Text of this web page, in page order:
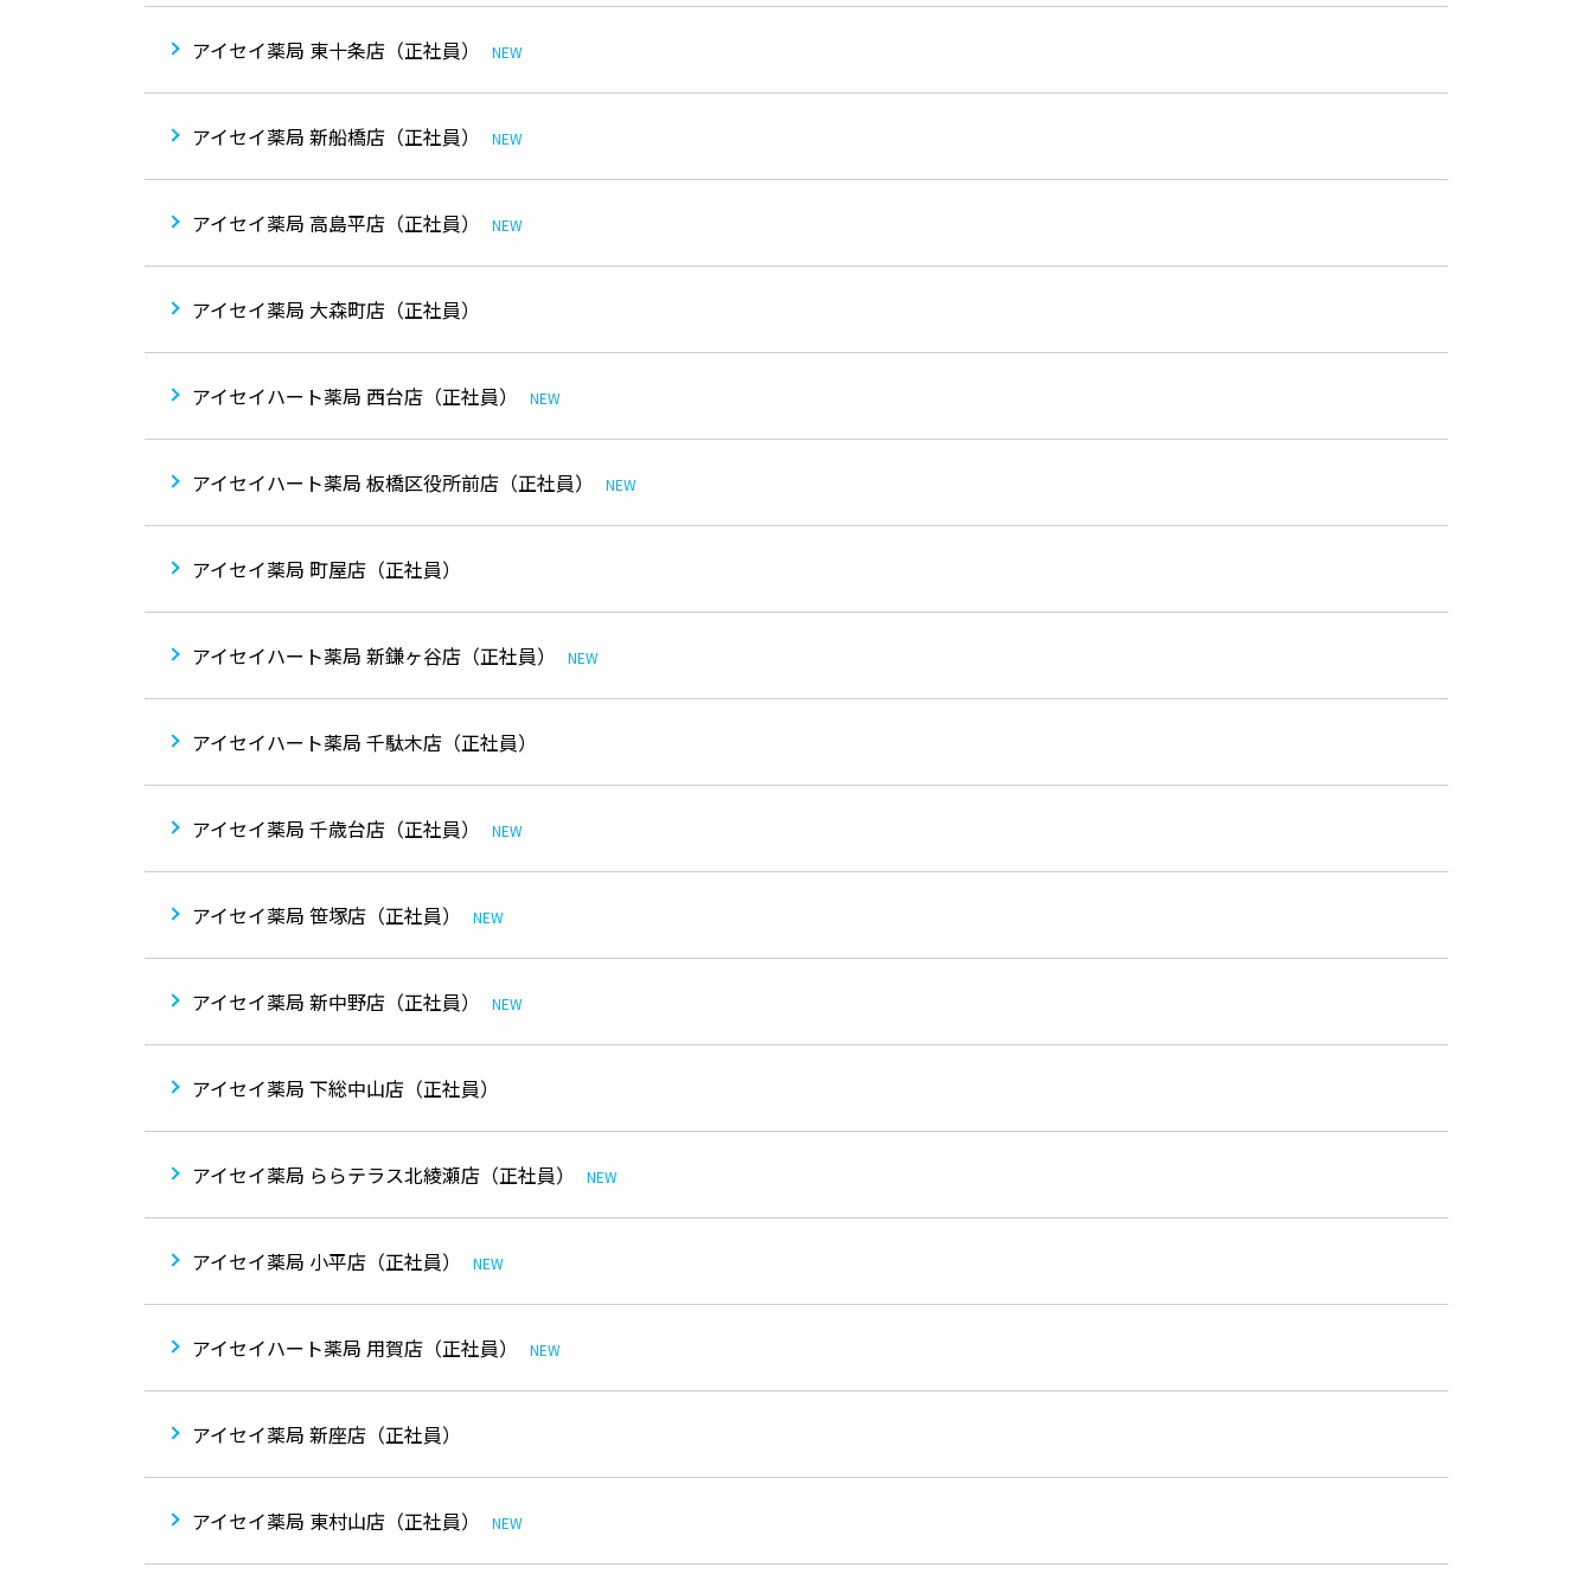
アイセイ薬局 東十条店（正社員） NEW
アイセイ薬局 新船橋店（正社員） NEW
アイセイ薬局 高島平店（正社員） NEW
アイセイ薬局 大森町店（正社員）
アイセイハート薬局 西台店（正社員） NEW
アイセイハート薬局 板橋区役所前店（正社員） NEW
アイセイ薬局 町屋店（正社員）
アイセイハート薬局 新鎌ヶ谷店（正社員） NEW
アイセイハート薬局 千駄木店（正社員）
アイセイ薬局 千歳台店（正社員） NEW
アイセイ薬局 笹塚店（正社員） NEW
アイセイ薬局 新中野店（正社員） NEW
アイセイ薬局 下総中山店（正社員）
アイセイ薬局 ららテラス北綾瀬店（正社員） NEW
アイセイ薬局 小平店（正社員） NEW
アイセイハート薬局 用賀店（正社員） NEW
アイセイ薬局 新座店（正社員）
アイセイ薬局 東村山店（正社員） NEW